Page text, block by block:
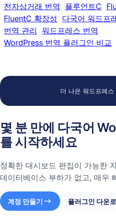
전자상거래 번역
플루언트C
FluentC 확장성
다국어 워드프
번역 관리 워드프레스 번역
WordPress 번역 플러그인 비교
더 나은 워드프레스
몇 분 만에 다국어
를 시작하세요
정확한 대시보드 편집이 가능한
데이터베이스 부하가 없고, 매우
계정 만들기 플러그인 다운